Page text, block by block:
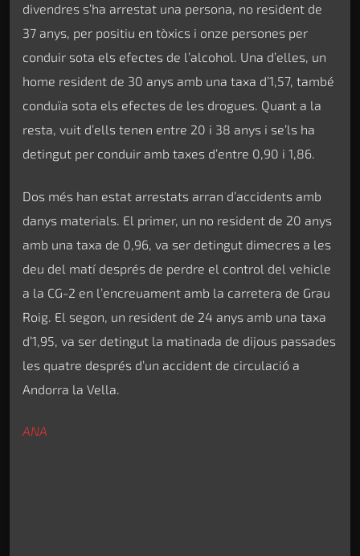
divendres s’ha arrestat una persona, no resident de
37 anys, per positiu en tòxics i onze persones per
conduir sota els efectes de l’alcohol. Una d’elles, un
home resident de 30 anys amb una taxa d’1,57, també
conduïa sota els efectes de les drogues. Quant a la
resta, vuit d’ells tenen entre 20 i 38 anys i se’ls ha
detingut per conduir amb taxes d’entre 0,90 i 1,86.
Dos més han estat arrestats arran d’accidents amb
danys materials. El primer, un no resident de 20 anys
amb una taxa de 0,96, va ser detingut dimecres a les
deu del matí després de perdre el control del vehicle
a la CG-2 en l’encreuament amb la carretera de Grau
Roig. El segon, un resident de 24 anys amb una taxa
d’1,95, va ser detingut la matinada de dijous passades
les quatre després d’un accident de circulació a
Andorra la Vella.
ANA